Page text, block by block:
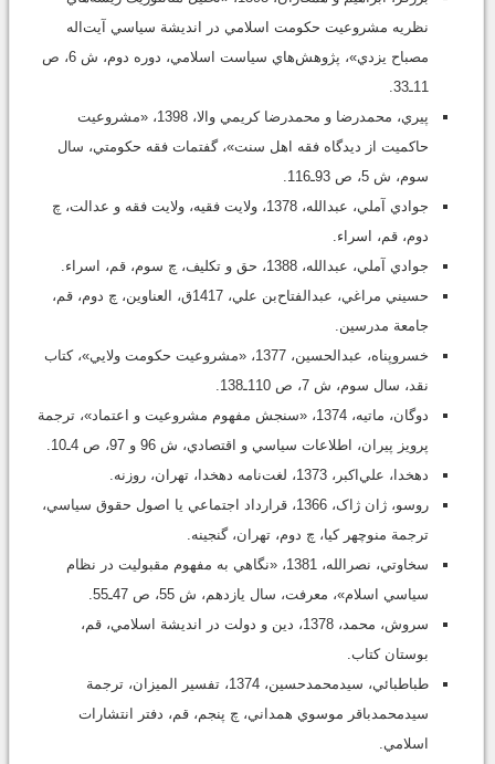
نظريه مشروعيت حکومت اسلامي در انديشة سياسي آيت‌اله
مصباح يزدي»، پژوهش‌هاي سياست اسلامي، دوره دوم، ش 6، ص
11ـ33.
پيري، محمدرضا و محمدرضا کريمي والا، 1398، «مشروعيت
حاکميت از ديدگاه فقه اهل سنت»، گفتمات فقه حکومتي، سال
سوم، ش 5، ص 93ـ116.
جوادي آملي، عبدالله، 1378، ولايت فقيه، ولايت فقه و عدالت، چ
دوم، قم، اسراء.
جوادي آملي، عبدالله، 1388، حق و تکليف، چ سوم، قم، اسراء.
حسيني مراغي، عبدالفتاح‌بن‌ علي، 1417ق، العناوين، چ دوم، قم،
جامعة مدرسين.
خسروپناه، عبدالحسين، 1377، «مشروعيت حکومت ولايي»، کتاب
نقد، سال سوم، ش 7، ص 110ـ138.
دوگان، ماتيه، 1374، «سنجش مفهوم مشروعيت و اعتماد»، ترجمة
پرويز پيران، اطلاعات سياسي و اقتصادي، ش 96 و 97، ص 4ـ10.
دهخدا، علي‌اکبر، 1373، لغت‌نامه دهخدا، تهران، روزنه.
روسو، ژان ژاک، 1366، قرارداد اجتماعي يا اصول حقوق سياسي،
ترجمة منوچهر ‌کيا، چ دوم، تهران، گنجينه.
سخاوتي، نصرالله، 1381، «نگاهي به مفهوم مقبوليت در نظام
سياسي اسلام»، معرفت، سال يازدهم، ش 55، ص 47ـ55.
سروش، محمد، 1378، دين و دولت در انديشة اسلامي، قم،
بوستان کتاب.
طباطبائي، سيدمحمدحسين، 1374، تفسير الميزان، ترجمة
سيدمحمدباقر موسوي همداني، چ پنجم، قم، دفتر انتشارات
اسلامي.